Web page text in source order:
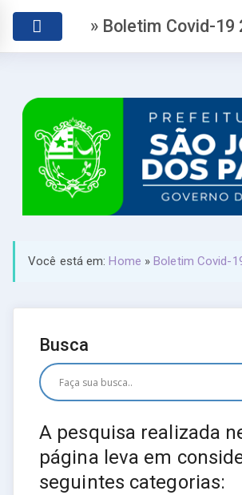
» Boletim Covid-19
Você está em:Home »Boletim Covid-
Busca
A pesquisa realizada
página leva em
seguintes categorias: